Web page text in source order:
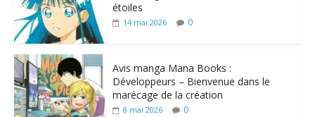
étoiles
14 mai 2026 0
Avis manga Mana Books :
Développeurs – Bienvenue dans le
marécage de la création
8 mai 2026 0